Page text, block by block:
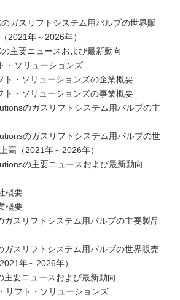
ガスリフトシステム用バルブの世界販
2021年～2026年）
主要ニュースおよび最新動向
・ソリューションズ
ト・ソリューションズの企業概要
ト・ソリューションズの事業概要
のガスリフトシステム用バルブの主
のガスリフトシステム用バルブの世
高（2021年～2026年）
の主要ニュースおよび最新動向
概要
概要
ガスリフトシステム用バルブの主要製品
ガスリフトシステム用バルブの世界販売
年～2026年）
主要ニュースおよび最新動向
リフト・ソリューションズ